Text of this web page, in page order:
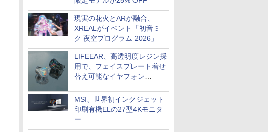
現実の花火とARが融合、
XREALがイベント「初音ミ
ク 夜空プログラム 2026」
LIFEEAR、高透明度レジン採
用で、フェイスプレート着せ
替え可能なイヤフォン
MSI、世界初インクジェット
印刷有機ELの27型4Kモニタ
ー